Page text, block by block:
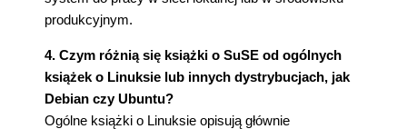
produkcyjnym.
4. Czym różnią się książki o SuSE od ogólnych
książek o Linuksie lub innych dystrybucjach, jak
Debian czy Ubuntu?
Ogólne książki o Linuksie opisują głównie